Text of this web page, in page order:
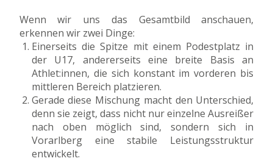
Wenn wir uns das Gesamtbild anschauen,
erkennen wir zwei Dinge:
Einerseits die Spitze mit einem Podestplatz in
der U17, andererseits eine breite Basis an
Athlet:innen, die sich konstant im vorderen bis
mittleren Bereich platzieren.
Gerade diese Mischung macht den Unterschied,
denn sie zeigt, dass nicht nur einzelne Ausreißer
nach oben möglich sind, sondern sich in
Vorarlberg eine stabile Leistungsstruktur
entwickelt.